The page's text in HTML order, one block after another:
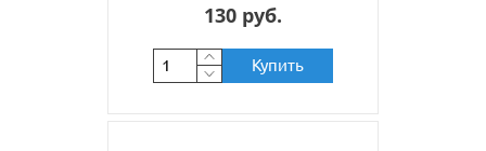
130 руб.
Купить